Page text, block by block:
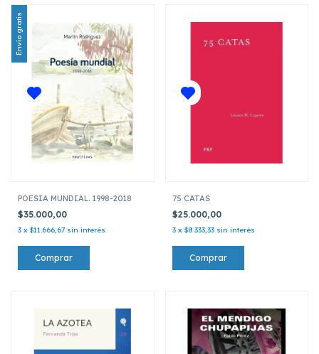
Envío gratis
POESIA MUNDIAL. 1998-2018
$35.000,00
3 x $11.666,67 sin interés
75 CATAS
$25.000,00
3 x $8.333,33 sin interés